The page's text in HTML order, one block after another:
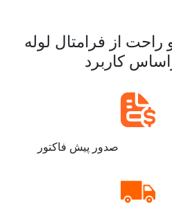
از فرامتال لوله
کاربرد
صدور پیش فاکتور